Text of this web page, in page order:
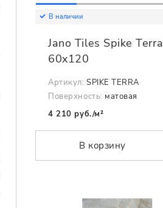
В наличии
Jano Tiles Spike Terra
60x120
Артикул: SPIKE TERRA
Поверхность: матовая
4 210 руб./м²
В корзину